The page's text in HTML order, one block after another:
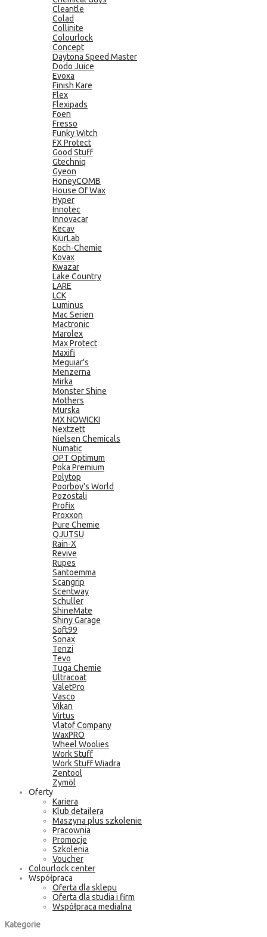
Cleantle
Colad
Collinite
Colourlock
Concept
Daytona Speed Master
Dodo Juice
Evoxa
Finish Kare
Flex
Flexipads
Foen
Fresso
Funky Witch
FX Protect
Good Stuff
Gtechniq
Gyeon
HoneyCOMB
House Of Wax
Hyper
Innotec
Innovacar
Kecav
KiurLab
Koch-Chemie
Kovax
Kwazar
Lake Country
LARE
LCK
Luminus
Mac Serien
Mactronic
Marolex
Max Protect
Maxifi
Meguiar's
Menzerna
Mirka
Monster Shine
Mothers
Murska
MX NOWICKI
Nextzett
Nielsen Chemicals
Numatic
OPT Optimum
Poka Premium
Polytop
Poorboy's World
Pozostali
Profix
Proxxon
Pure Chemie
QJUTSU
Rain-X
Revive
Rupes
Santoemma
Scangrip
Scentway
Schuller
ShineMate
Shiny Garage
Soft99
Sonax
Tenzi
Tevo
Tuga Chemie
Ultracoat
ValetPro
Vasco
Vikan
Virtus
Vlatof Company
WaxPRO
Wheel Woolies
Work Stuff
Work Stuff Wiadra
Zentool
Zymöl
Oferty
Kariera
Klub detailera
Maszyna plus szkolenie
Pracownia
Promocje
Szkolenia
Voucher
Colourlock center
Współpraca
Oferta dla sklepu
Oferta dla studia i firm
Współpraca medialna
Kategorie